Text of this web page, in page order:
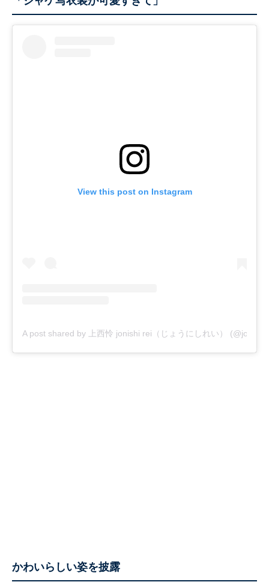
View this post on Instagram
A post shared by 上西怜 jonishi rei（じょうにしれい）
かわいらしい姿を披露